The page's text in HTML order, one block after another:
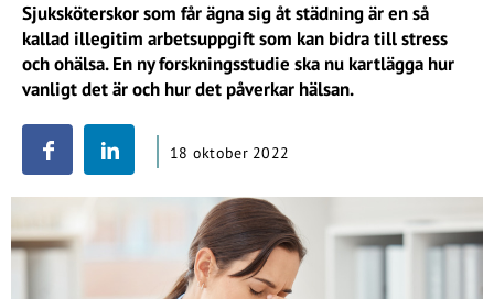
Sjuksköterskor som får ägna sig åt städning är en så
kallad illegitim arbetsuppgift som kan bidra till stress
och ohälsa. En ny forskningsstudie ska nu kartlägga hur
vanligt det är och hur det påverkar hälsan.
18 oktober 2022